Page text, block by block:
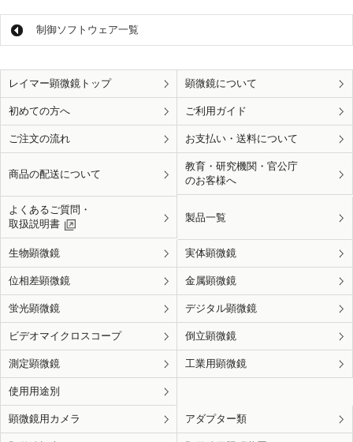
制御ソフトウェア一覧
レイマー顕微鏡トップ 顕微鏡について
初めての方へ ご利用ガイド
ご注文の流れ お支払い・送料について
商品の配送について
教育・研究機関・官公庁
のお客様へ
よくあるご質問・
取扱説明書
製品一覧
生物顕微鏡 実体顕微鏡
位相差顕微鏡 金属顕微鏡
蛍光顕微鏡 デジタル顕微鏡
ビデオマイクロスコープ 倒立顕微鏡
測定顕微鏡 工業用顕微鏡
使用用途別
顕微鏡用カメラ アダプター類